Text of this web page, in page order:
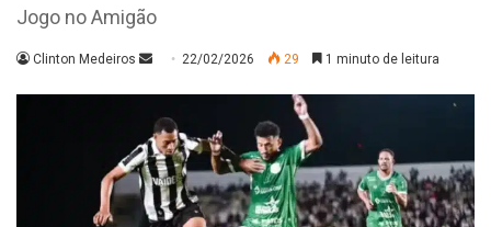
Jogo no Amigão
Clinton Medeiros
Mande
mail
22/02/2026 29 1 minuto de leitura